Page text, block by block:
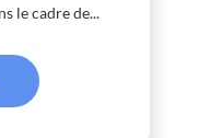
le cadre de...